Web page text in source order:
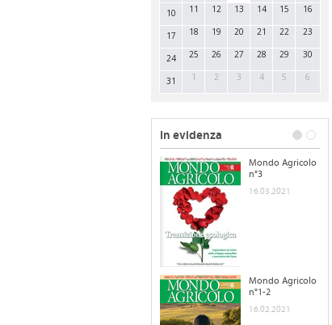
10 11 12 13 14 15 16
17 18 19 20 21 22 23
24 25 26 27 28 29 30
31 1 2 3 4 5 6
In evidenza
Mondo Agricolo
n°3
16.03.2021
Mondo Agricolo
n°1-2
16.02.2021